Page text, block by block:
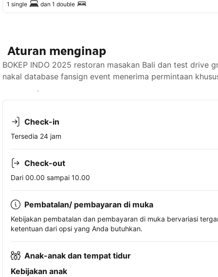
1 single dan 1 double
Aturan menginap
BOKEP INDO 2025 restoran masakan Bali dan test
nakal database fansign event menerima permintaan
Lihat ketersediaan
Check-in
Tersedia 24 jam
Check-out
Dari 00.00 sampai 10.00
Pembatalan/ pembayaran di muka
Kebijakan pembatalan dan pembayaran di muka bervariasi
ketentuan dari opsi yang Anda butuhkan.
Anak-anak dan tempat tidur
Kebijakan anak